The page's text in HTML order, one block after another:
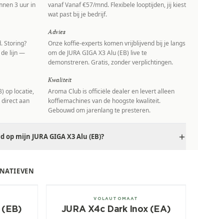
3 uur in
vanaf Vanaf €57/mnd. Flexibele looptijden, jij kiest
wat past bij je bedrijf.
Storing?
de lijn —
Advies
Onze koffie-experts komen vrijblijvend bij je langs
om de JURA GIGA X3 Alu (EB) live te
demonstreren. Gratis, zonder verplichtingen.
op locatie,
aan
Kwaliteit
Aroma Club is officiële dealer en levert alleen
koffiemachines van de hoogste kwaliteit.
Gebouwd om jarenlang te presteren.
mijn JURA GIGA X3 Alu (EB)?
(EB)
± 100/dagVOLAUTOMAAT
JURA X4c Dark Inox (EA)